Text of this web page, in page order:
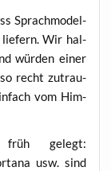
Sprach­mo­del­
lie­fern. Wir hal­
wür­den einer
recht zutrau­
vom Him­
gelegt:
usw. sind